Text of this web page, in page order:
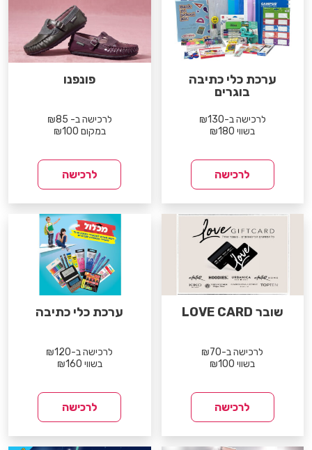
ערכת כלי כתיבה
בוגרים
לרכישה ב-₪130
בשווי ₪180
לרכישה
פונפנו
לרכישה ב- ₪85
במקום ₪100
לרכישה
שובר LOVE CARD
לרכישה ב-₪70
בשווי ₪100
לרכישה
ערכת כלי כתיבה
לרכישה ב-₪120
בשווי ₪160
לרכישה